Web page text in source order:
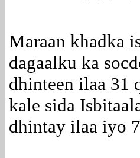
Maraan khadka
dagaalku ka
dhinteen ilaa 31
kale sida
dhintay ilaa iyo